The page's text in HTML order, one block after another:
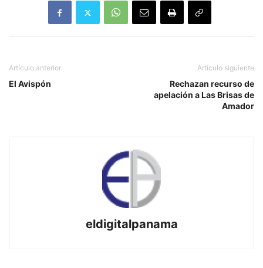
Artículo anterior
El Avispón
Artículo siguiente
Rechazan recurso de
apelación a Las Brisas de
Amador
eldigitalpanama